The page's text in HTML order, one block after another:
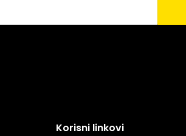
Korisni linkovi